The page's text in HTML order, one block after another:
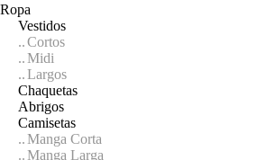
Ropa
Vestidos
Cortos
Midi
Largos
Chaquetas
Abrigos
Camisetas
Manga Corta
Manga Larga